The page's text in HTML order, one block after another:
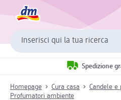
Inserisci qui la tua ricerca
Spedizione
Homepage Cura casa
Candele e
Profumatori ambiente